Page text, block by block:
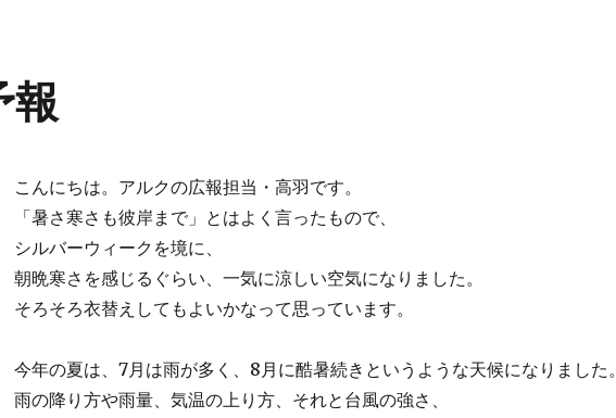
報
こんにちは。アルクの広報担当・高羽です。
「暑さ寒さも彼岸まで」とはよく言ったもので、
シルバーウィークを境に、
朝晩寒さを感じるぐらい、一気に涼しい空気になりました。
そろそろ衣替えしてもよいかなって思っています。
今年の夏は、7月は雨が多く、8月に酷暑続きというような天候になりました。
雨の降り方や雨量、気温の上り方、それと台風の強さ、